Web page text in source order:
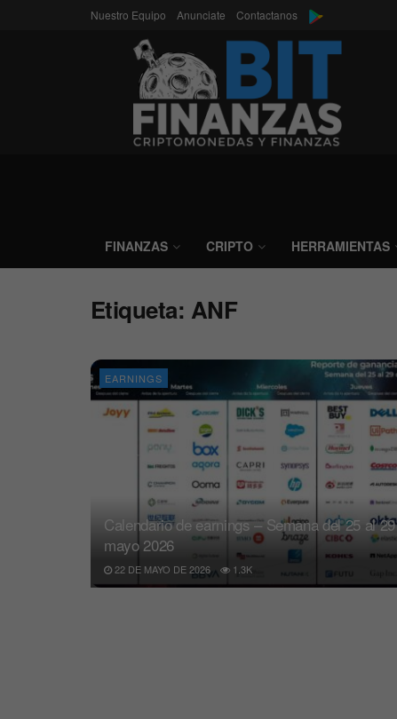
Nuestro Equipo Anunciate Contactanos
FINANZAS CRIPTO HERRAMIENTAS
Etiqueta: ANF
EARNINGS
Calendario de earnings – Semana del 25 al 29
mayo 2026
22 DE MAYO DE 2026 1.3K